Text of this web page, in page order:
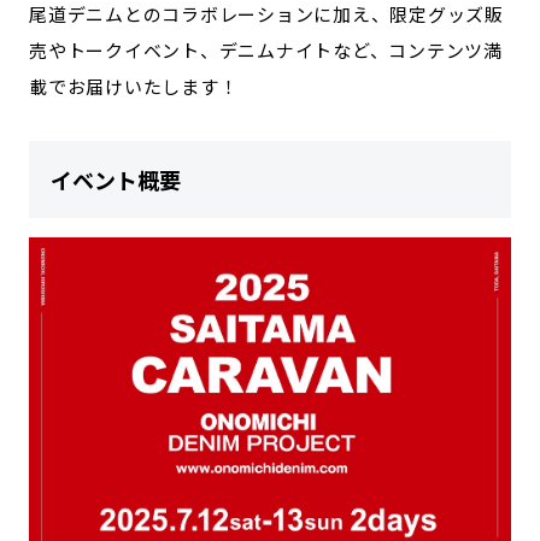
尾道デニムとのコラボレーションに加え、限定グッズ販
売やトークイベント、デニムナイトなど、コンテンツ満
載でお届けいたします！
イベント概要